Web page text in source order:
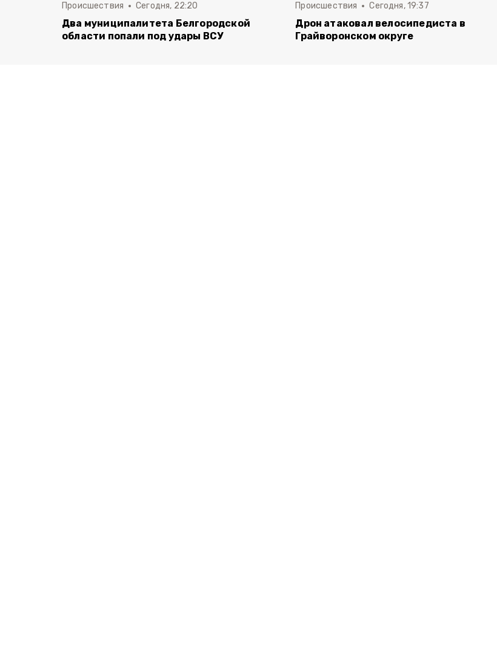
Происшествия Сегодня, 22:20
Два муниципалитета Белгородской
области попали под удары ВСУ
Происшествия Сегодня, 19:37
Дрон атаковал велосипедиста в
Грайворонском округе